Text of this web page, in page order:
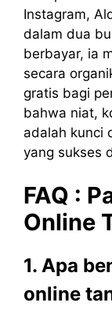
Instagram,
dalam dua
berbayar, ia
secara
gratis bagi
bahwa niat,
adalah kunci
yang sukses
FAQ :
Online
1. Apa
online